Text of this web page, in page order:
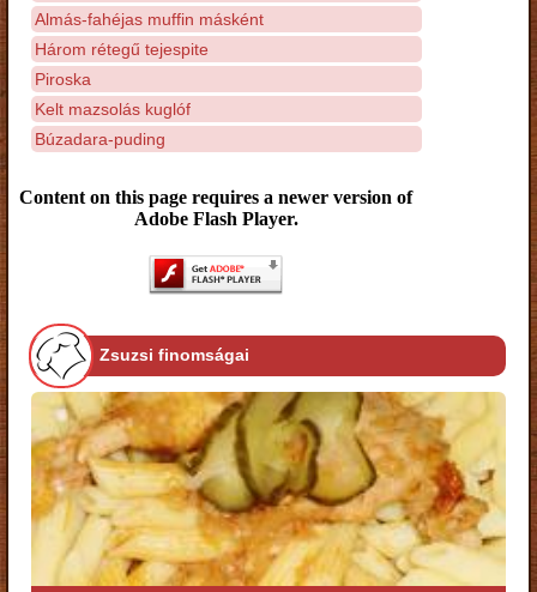
Almás-fahéjas muffin másként
Három rétegű tejespite
Piroska
Kelt mazsolás kuglóf
Búzadara-puding
Content on this page requires a newer version of
Adobe Flash Player.
Zsuzsi finomságai